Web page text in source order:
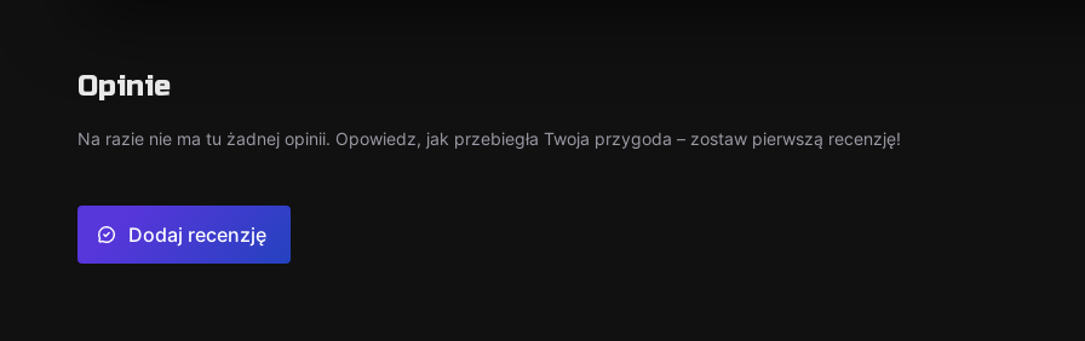
Opinie
Na razie nie ma tu żadnej opinii. Opowiedz, jak przebiegła Twoja przygoda – zostaw pierwszą recenzję!
Dodaj recenzję